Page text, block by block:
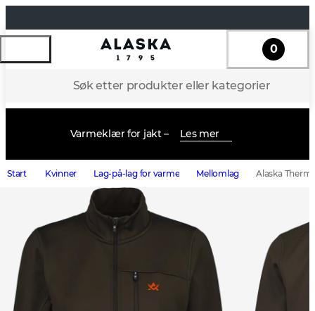
Søk etter produkter eller kategorier
0
Varmeklær for jakt – Les mer
Start Kvinner Lag-på-lag for varme Mellomlag Alaska